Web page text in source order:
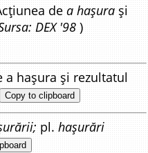
dea hașura și
DEX '98 )
a hașura și rezultatul
Copy to clipboard
pl.hașurări